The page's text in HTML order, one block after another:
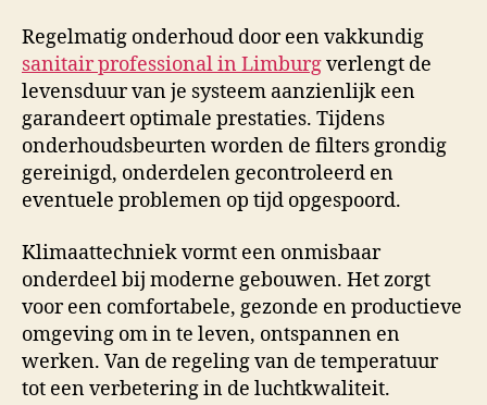
Regelmatig onderhoud door een vakkundig
sanitair professional in Limburgverlengt de
levensduur van je systeem aanzienlijk een
garandeert optimale prestaties. Tijdens
onderhoudsbeurten worden de filters grondig
gereinigd, onderdelen gecontroleerd en
eventuele problemen op tijd opgespoord.
Klimaattechniek vormt een onmisbaar
onderdeel bij moderne gebouwen. Het zorgt
voor een comfortabele, gezonde en productieve
omgeving om in te leven, ontspannen en
werken. Van de regeling van de temperatuur
tot een verbetering in de luchtkwaliteit.